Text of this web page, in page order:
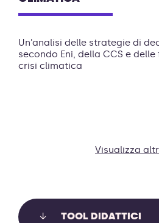
Un'analisi delle strategie di
secondo Eni, della CCS e
crisi climatica
Visualizza
TOOL DIDATTICI